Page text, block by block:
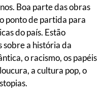
Boa parte das obras
ponto de partida para
do país. Estão
sobre a história da
o racismo, os papéis
a cultura pop, o